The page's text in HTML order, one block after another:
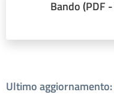
Bando(PDF -
Ultimo aggiornamento: